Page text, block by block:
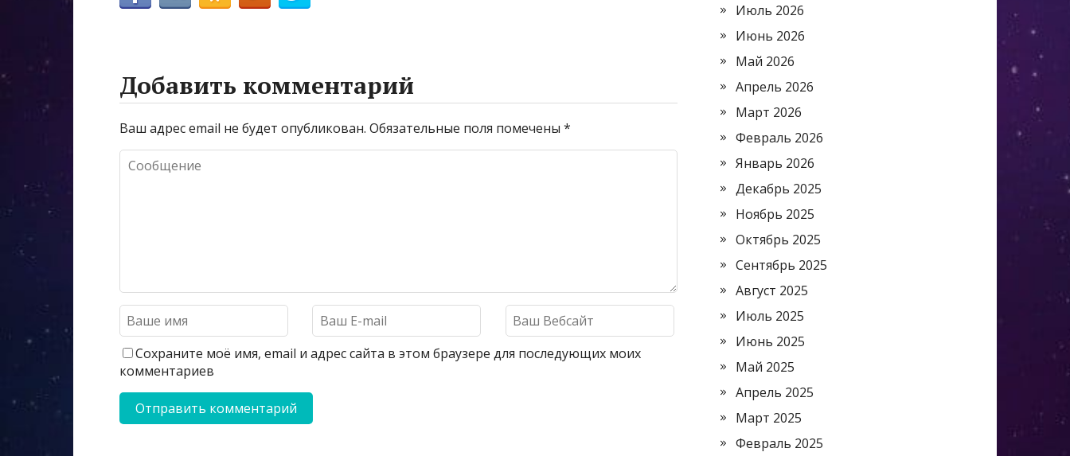
Добавить комментарий
Ваш адрес email не будет опубликован. Обязательные поля помечены *
Сохраните моё имя, email и адрес сайта в этом браузере для последующих моих
комментариев
Июль 2026
Июнь 2026
Май 2026
Апрель 2026
Март 2026
Февраль 2026
Январь 2026
Декабрь 2025
Ноябрь 2025
Октябрь 2025
Сентябрь 2025
Август 2025
Июль 2025
Июнь 2025
Май 2025
Апрель 2025
Март 2025
Февраль 2025